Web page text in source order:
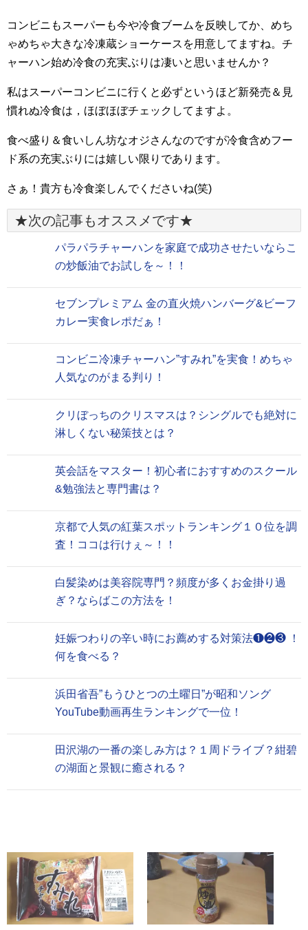
コンビニもスーパーも今や冷食ブームを反映してか、めち
ゃめちゃ大きな冷凍蔵ショーケースを用意してますね。チ
ャーハン始め冷食の充実ぶりは凄いと思いませんか？
私はスーパーコンビニに行くと必ずというほど新発売＆見
慣れぬ冷食は，ほぼほぼチェックしてますよ。
食べ盛り＆食いしん坊なオジさんなのですが冷食含めフー
ド系の充実ぶりには嬉しい限りであります。
さぁ！貴方も冷食楽しんでくださいね(笑)
★次の記事もオススメです★
パラパラチャーハンを家庭で成功させたいならこ
の炒飯油でお試しを～！！
セブンプレミアム 金の直火焼ハンバーグ&ビーフ
カレー実食レポだぁ！
コンビニ冷凍チャーハン”すみれ”を実食！めちゃ
人気なのがまる判り！
クリぼっちのクリスマスは？シングルでも絶対に
淋しくない秘策技とは？
英会話をマスター！初心者におすすめのスクール
&勉強法と専門書は？
京都で人気の紅葉スポットランキング１０位を調
査！ココは行けぇ～！！
白髪染めは美容院専門？頻度が多くお金掛り過
ぎ？ならばこの方法を！
妊娠つわりの辛い時にお薦めする対策法❶❷❸ ！
何を食べる？
浜田省吾”もうひとつの土曜日”が昭和ソング
YouTube動画再生ランキングで一位！
田沢湖の一番の楽しみ方は？１周ドライブ？紺碧
の湖面と景観に癒される？